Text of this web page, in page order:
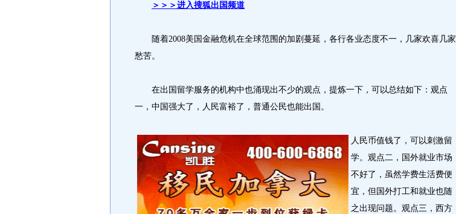
＞＞＞进入搜狐出国频道
随着2008美国金融危机在全球范围的加剧蔓延，各行各业态度不一，几家欢喜几家
愁苦。
在出国留学服务的机构中也涌现出不少的观点，提炼一下，可以总结如下：观点
一，中国强大了，人民富裕了，普通公民也能出国。
人民币值钱了，可以刺激留
学。观点二，国外就业市场
不好了，虽然学费生活费便
宜，但国外打工和就业也随
之出现问题。观点三，西方